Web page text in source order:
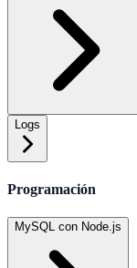
Logs
Programación
MySQL con Node.js